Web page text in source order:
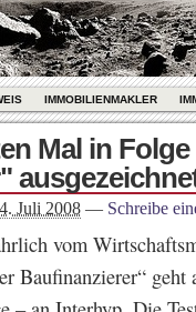
IMMOBILIENMAKLER
Mal in Folge
Juli 2008 — Schreibe
vom
Baufinanzierer“ geht